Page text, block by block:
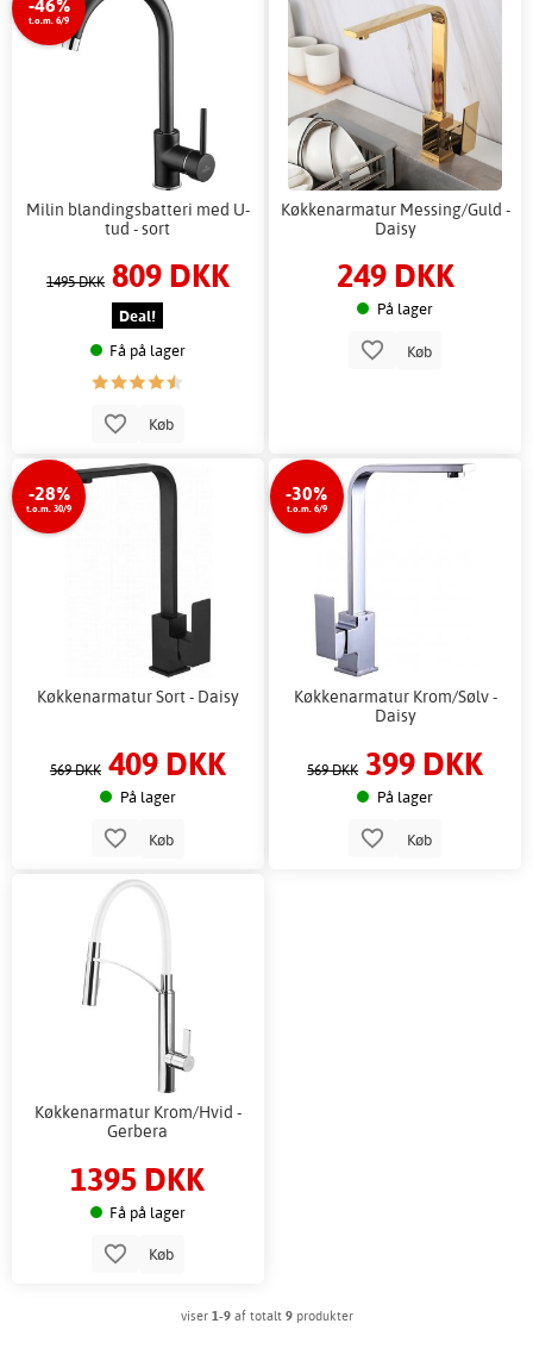
t.o.m. 6/9
Milin blandingsbatteri med U-
tud - sort
1495 DKK 809 DKK
Deal!
Få på lager
Køb
Køkkenarmatur Messing/Guld -
Daisy
249 DKK
På lager
Køb
-28%
t.o.m. 30/9
Køkkenarmatur Sort - Daisy
569 DKK 409 DKK
På lager
Køb
-30%
t.o.m. 6/9
Køkkenarmatur Krom/Sølv -
Daisy
569 DKK 399 DKK
På lager
Køb
Køkkenarmatur Krom/Hvid -
Gerbera
1395 DKK
Få på lager
Køb
viser 1-9af totalt 9produkter